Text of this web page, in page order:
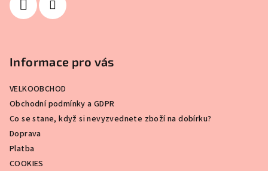
Informace pro vás
VELKOOBCHOD
Obchodní podmínky a GDPR
Co se stane, když si nevyzvednete zboží na dobírku?
Doprava
Platba
COOKIES